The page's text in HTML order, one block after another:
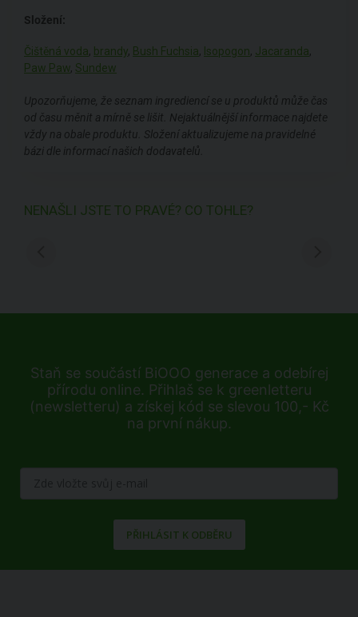
Složení:
Čištěná voda, brandy, Bush Fuchsia, Isopogon, Jacaranda,
Paw Paw, Sundew
Upozorňujeme, že seznam ingrediencí se u produktů může čas
od času měnit a mírně se lišit. Nejaktuálnější informace najdete
vždy na obale produktu. Složení aktualizujeme na pravidelné
bázi dle informací našich dodavatelů.
NENAŠLI JSTE TO PRAVÉ? CO TOHLE?
Staň se součástí BiOOO generace a odebírej
přírodu online. Přihlaš se k greenletteru
(newsletteru) a získej kód se slevou 100,- Kč
na první nákup.
PŘIHLÁSIT K ODBĚRU